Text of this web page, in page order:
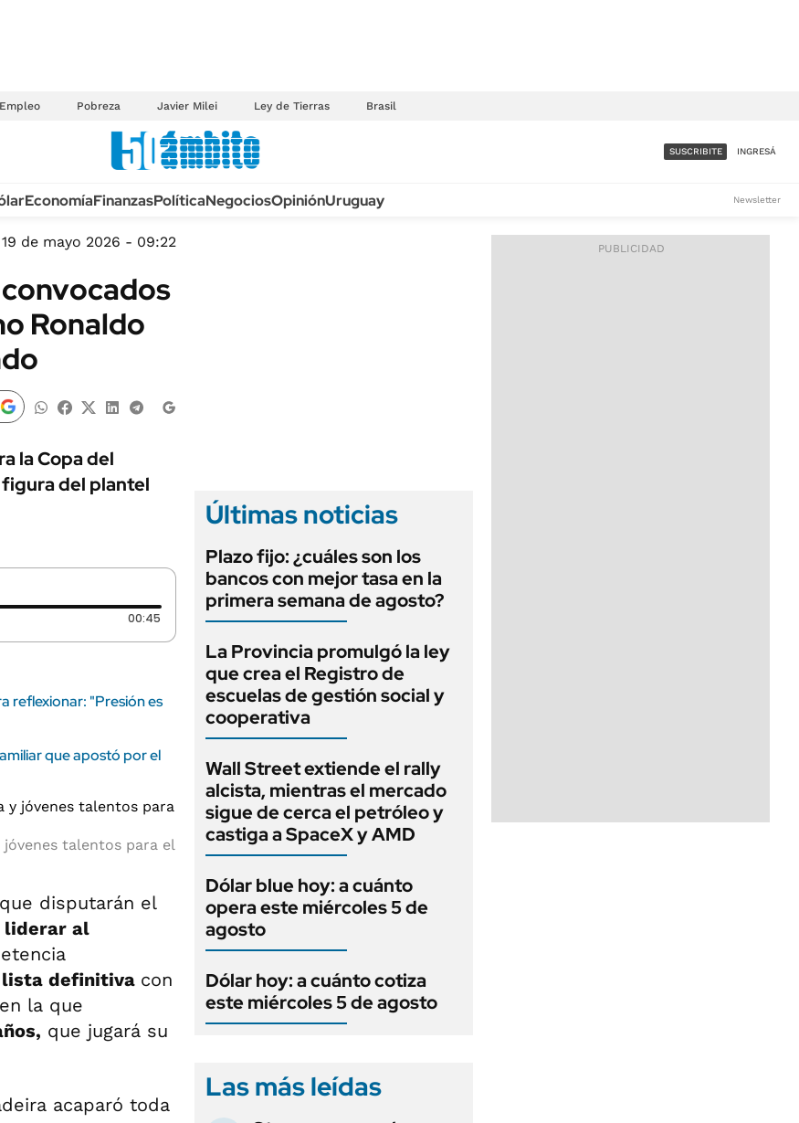
Empleo Pobreza Javier Milei Ley de Tierras Brasil
TECNOLOGÍA
MÉXICO
MUNDO
INFORMACIÓN GENERAL
AUTOS
ACCESO FULL - $1.800/MES
SUSCRIBITE INGRESÁ
EconomíaFinanzasPolíticaNegociosOpiniónUruguay Newsletter
19 de mayo 2026 - 09:22
Ronaldo
la Copa del
del plantel
00:45 Duración: 45 segundos
reflexionar: "Presión es
que apostó por el
talentos para el
que disputarán el
liderar al
lista definitiva con
la que
que jugará su
acaparó toda
Últimas noticias
Plazo fijo: ¿cuáles son los
bancos con mejor tasa en la
primera semana de agosto?
La Provincia promulgó la ley
que crea el Registro de
escuelas de gestión social y
cooperativa
Wall Street extiende el rally
alcista, mientras el mercado
sigue de cerca el petróleo y
castiga a SpaceX y AMD
Dólar blue hoy: a cuánto
opera este miércoles 5 de
agosto
Dólar hoy: a cuánto cotiza
este miércoles 5 de agosto
Las más leídas